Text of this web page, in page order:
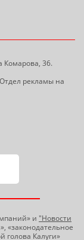
Комарова, 36.
Отдел рекламы на
и "Новости
«законодательное
голова Калуги»